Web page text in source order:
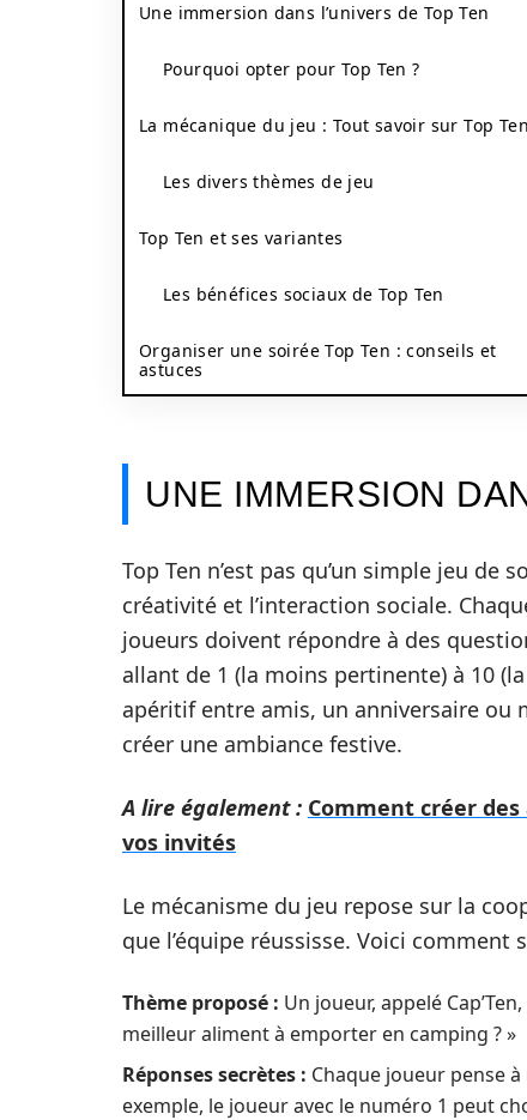
Une immersion dans l’univers de Top Ten
Pourquoi opter pour Top Ten ?
La mécanique du jeu : Tout savoir sur Top Ten
Les divers thèmes de jeu
Top Ten et ses variantes
Les bénéfices sociaux de Top Ten
Organiser une soirée Top Ten : conseils et
astuces
UNE IMMERSION
Top Ten n’est pas qu’un simple jeu de
créativité et l’interaction sociale.
joueurs doivent répondre à des
allant de 1 (la moins pertinente) à 10
apéritif entre amis, un anniversaire ou
créer une ambiance festive.
A lire également : Comment créer
vos invités
Le mécanisme du jeu repose sur la
que l’équipe réussisse. Voici comment
Thème proposé : Un joueur, appelé
meilleur aliment à emporter en camping ? »
Réponses secrètes : Chaque joueur pense
exemple, le joueur avec le numéro 1 peut